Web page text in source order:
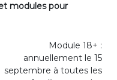
modules pour
Module 18+ :
annuellement le 15
septembre à toutes les